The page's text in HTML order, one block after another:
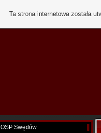
OSP Swędów
Ta strona internetowa została